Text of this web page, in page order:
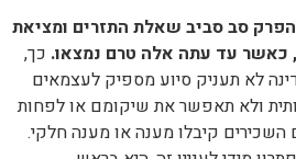
הפרק סב סביב שאלת התזרים ומציאת
כאשר עד עתה אלה טרם נמצאו. כך,
לא תעניק סיוע מספיק לעצמאים
ולא תאפשר את שיקומם או לפחות
קיבלו מענה או מענה חלקי.